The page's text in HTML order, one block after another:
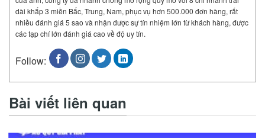
dài khắp 3 miền Bắc, Trung, Nam, phục vụ hơn 500.000 đơn hàng, rất
nhiều đánh giá 5 sao và nhận được sự tín nhiệm lớn từ khách hàng, được
các tạp chí lớn đánh giá cao về độ uy tín.
Follow:
Bài viết liên quan